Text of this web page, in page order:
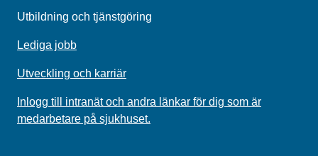
Utbildning och tjänstgöring
Lediga jobb
Utveckling och karriär
Inlogg till intranät och andra länkar för dig som är
medarbetare på sjukhuset.